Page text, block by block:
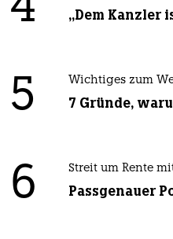
4 „Dem Kanzler
5 Wichtiges zum
7 Gründe,
6 Streit um Rente
Passgenauer